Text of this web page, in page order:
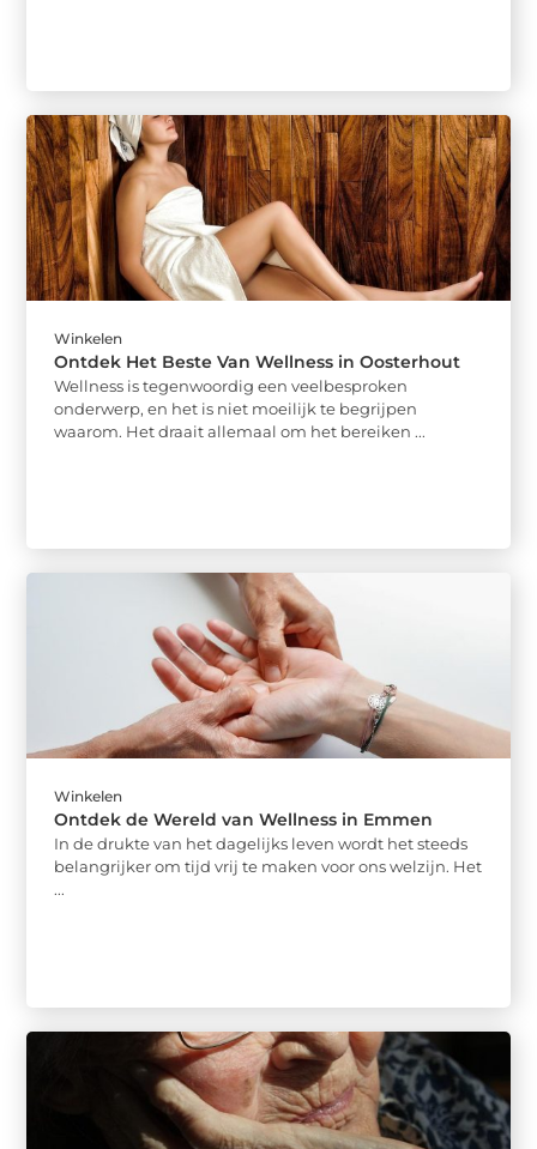
Winkelen
Ontdek Het Beste Van Wellness in Oosterhout
Wellness is tegenwoordig een veelbesproken
onderwerp, en het is niet moeilijk te begrijpen
waarom. Het draait allemaal om het bereiken ...
Winkelen
Ontdek de Wereld van Wellness in Emmen
In de drukte van het dagelijks leven wordt het steeds
belangrijker om tijd vrij te maken voor ons welzijn. Het
...